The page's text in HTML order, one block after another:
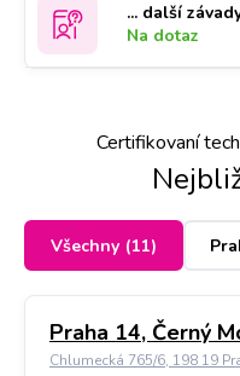
... další
Na dotaz
Certifikovaní
Všechny (11)
Praha 14, Černý
Chlumecká 765/6, 198 19